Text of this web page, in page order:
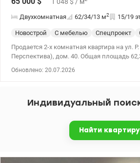
Двухкомнатная 62/34/13 м2 15/19
Новострой С мебелью Спецпроект
Продается 2-х комнатная квартира на ул.
Перспектива), дом. 40. Общая площадь 62,3 м 2, жилая 34,2 м2,
мебель). Также есть возможность
Обновлено: 20.07.2026
Индивидуальный
Найти квартиру